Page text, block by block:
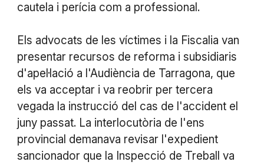
cautela i perícia com a professional.
Els advocats de les víctimes i la Fiscalia van
presentar recursos de reforma i subsidiaris
d'apel·lació a l'Audiència de Tarragona, que
els va acceptar i va reobrir per tercera
vegada la instrucció del cas de l'accident el
juny passat. La interlocutòria de l'ens
provincial demanava revisar l'expedient
sancionador que la Inspecció de Treball va